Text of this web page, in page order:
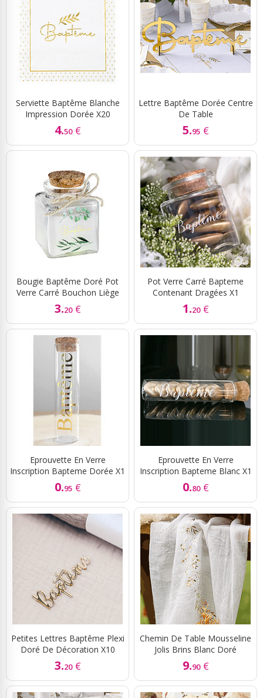
Serviette Baptême Blanche
Impression Dorée X20
4.50 €
Lettre Baptême Dorée Centre
De Table
5.95 €
Bougie Baptême Doré Pot
Verre Carré Bouchon Liège
3.20 €
Pot Verre Carré Bapteme
Contenant Dragées X1
1.20 €
Eprouvette En Verre
Inscription Bapteme Dorée X1
0.95 €
Eprouvette En Verre
Inscription Bapteme Blanc X1
0.80 €
Petites Lettres Baptême Plexi
Doré De Décoration X10
3.20 €
Chemin De Table Mousseline
Jolis Brins Blanc Doré
9.90 €